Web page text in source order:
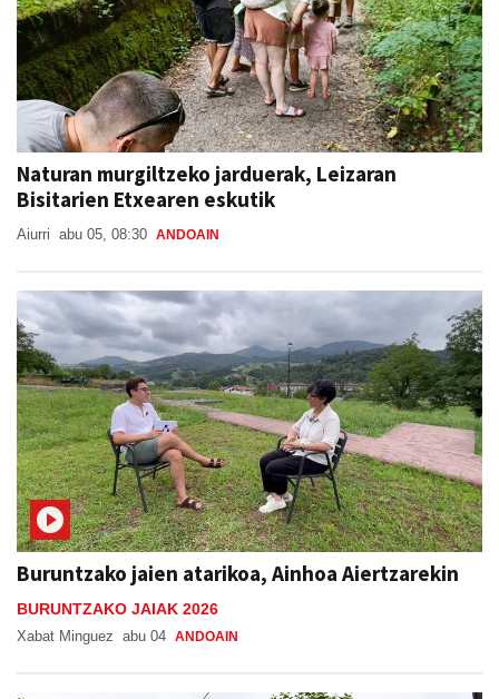
Naturan murgiltzeko jarduerak, Leizaran
Bisitarien Etxearen eskutik
Aiurri abu 05, 08:30 ANDOAIN
Buruntzako jaien atarikoa, Ainhoa Aiertzarekin
BURUNTZAKO JAIAK 2026
Xabat Minguez abu 04 ANDOAIN